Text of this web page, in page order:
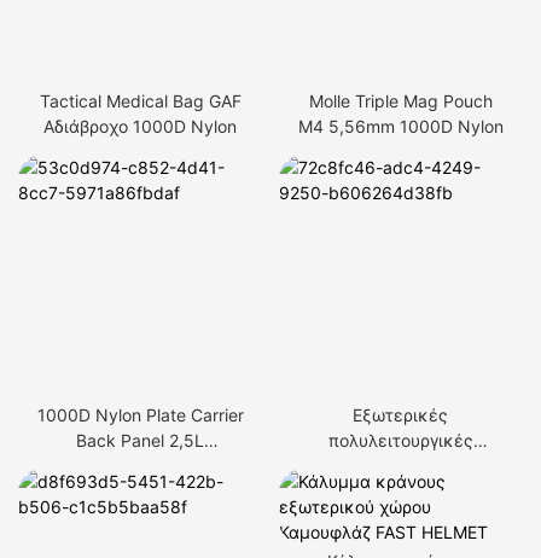
Tactical Medical Bag GAF
Αδιάβροχο 1000D Nylon
Molle Triple Mag Pouch
M4 5,56mm 1000D Nylon
1000D Nylon Plate Carrier
Back Panel 2,5L
Εξωτερικές
πολυλειτουργικές
Fanny Pack